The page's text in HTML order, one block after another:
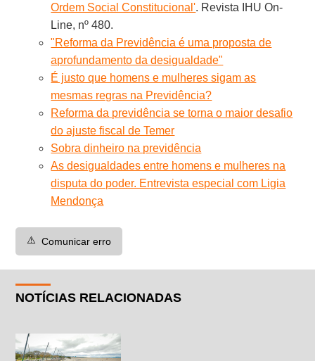
Ordem Social Constitucional'. Revista IHU On-
Line, nº 480.
"Reforma da Previdência é uma proposta de
aprofundamento da desigualdade"
É justo que homens e mulheres sigam as
mesmas regras na Previdência?
Reforma da previdência se torna o maior desafio
do ajuste fiscal de Temer
Sobra dinheiro na previdência
As desigualdades entre homens e mulheres na
disputa do poder. Entrevista especial com Ligia
Mendonça
⚠️ Comunicar erro
NOTÍCIAS RELACIONADAS